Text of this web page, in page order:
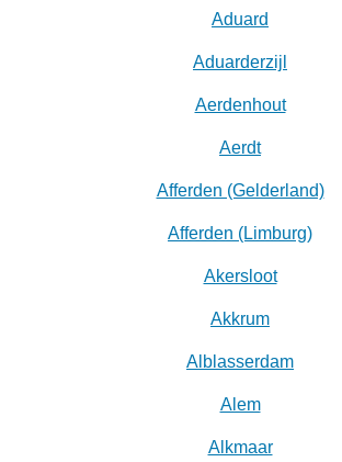
Aduard
Aduarderzijl
Aerdenhout
Aerdt
Afferden (Gelderland)
Afferden (Limburg)
Akersloot
Akkrum
Alblasserdam
Alem
Alkmaar